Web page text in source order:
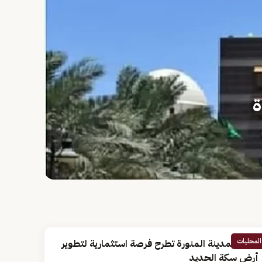
المحليات
أمانة المدينة المنورة تطرح فرصة استثمارية لتطوير
أرض سكة الحديد